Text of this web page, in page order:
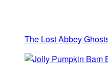
The Lost Abbey